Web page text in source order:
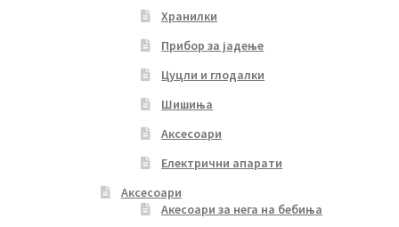
Хранилки
Прибор за јадење
Цуцли и глодалки
Шишиња
Аксесоари
Електрични апарати
Аксесоари
Акесоари за нега на бебиња